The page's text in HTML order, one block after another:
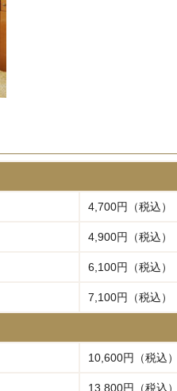
4,700円（税込）
4,900円（税込）
6,100円（税込）
7,100円（税込）
10,600円（税込）
13,800円（税込）